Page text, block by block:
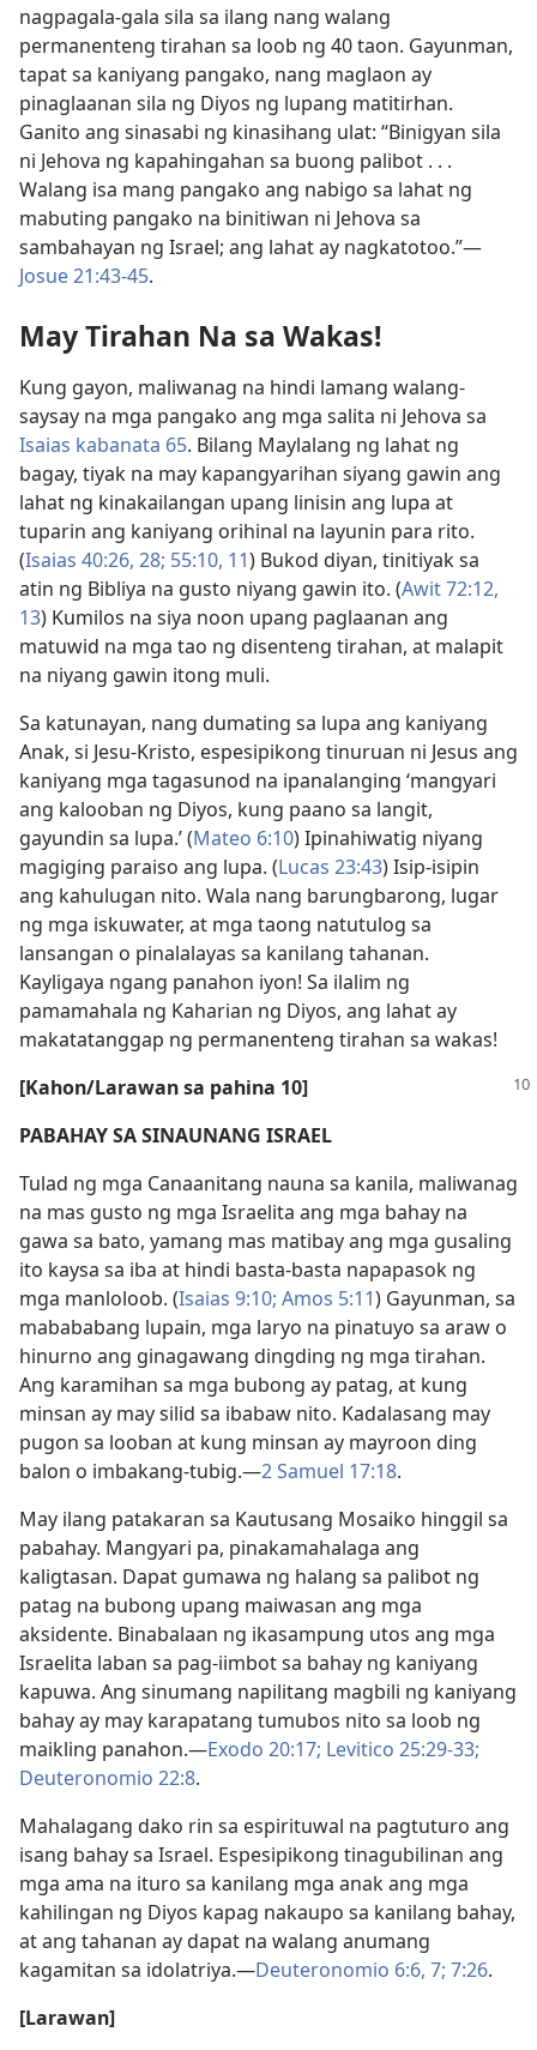
nagpagala-gala sila sa ilang nang walang
permanenteng tirahan sa loob ng 40 taon. Gayunman,
tapat sa kaniyang pangako, nang maglaon ay
pinaglaanan sila ng Diyos ng lupang matitirhan.
Ganito ang sinasabi ng kinasihang ulat: “Binigyan sila
ni Jehova ng kapahingahan sa buong palibot . . .
Walang isa mang pangako ang nabigo sa lahat ng
mabuting pangako na binitiwan ni Jehova sa
sambahayan ng Israel; ang lahat ay nagkatotoo.”​—
Josue 21:43-45.
May Tirahan Na sa Wakas!
Kung gayon, maliwanag na hindi lamang walang-
saysay na mga pangako ang mga salita ni Jehova sa
Isaias kabanata 65. Bilang Maylalang ng lahat ng
bagay, tiyak na may kapangyarihan siyang gawin ang
lahat ng kinakailangan upang linisin ang lupa at
tuparin ang kaniyang orihinal na layunin para rito.
(Isaias 40:26, 28; 55:10, 11) Bukod diyan, tinitiyak sa
atin ng Bibliya na gusto niyang gawin ito. (Awit 72:12,
13) Kumilos na siya noon upang paglaanan ang
matuwid na mga tao ng disenteng tirahan, at malapit
na niyang gawin itong muli.
Sa katunayan, nang dumating sa lupa ang kaniyang
Anak, si Jesu-Kristo, espesipikong tinuruan ni Jesus ang
kaniyang mga tagasunod na ipanalanging ‘mangyari
ang kalooban ng Diyos, kung paano sa langit,
gayundin sa lupa.’ (Mateo 6:10) Ipinahiwatig niyang
magiging paraiso ang lupa. (Lucas 23:43) Isip-isipin
ang kahulugan nito. Wala nang barungbarong, lugar
ng mga iskuwater, at mga taong natutulog sa
lansangan o pinalalayas sa kanilang tahanan.
Kayligaya ngang panahon iyon! Sa ilalim ng
pamamahala ng Kaharian ng Diyos, ang lahat ay
makatatanggap ng permanenteng tirahan sa wakas!
[Kahon/Larawan sa pahina 10]
PABAHAY SA SINAUNANG ISRAEL
Tulad ng mga Canaanitang nauna sa kanila, maliwanag
na mas gusto ng mga Israelita ang mga bahay na
gawa sa bato, yamang mas matibay ang mga gusaling
ito kaysa sa iba at hindi basta-basta napapasok ng
mga manloloob. (Isaias 9:10; Amos 5:11) Gayunman, sa
mabababang lupain, mga laryo na pinatuyo sa araw o
hinurno ang ginagawang dingding ng mga tirahan.
Ang karamihan sa mga bubong ay patag, at kung
minsan ay may silid sa ibabaw nito. Kadalasang may
pugon sa looban at kung minsan ay mayroon ding
balon o imbakang-tubig.​—2 Samuel 17:18.
May ilang patakaran sa Kautusang Mosaiko hinggil sa
pabahay. Mangyari pa, pinakamahalaga ang
kaligtasan. Dapat gumawa ng halang sa palibot ng
patag na bubong upang maiwasan ang mga
aksidente. Binabalaan ng ikasampung utos ang mga
Israelita laban sa pag-iimbot sa bahay ng kaniyang
kapuwa. Ang sinumang napilitang magbili ng kaniyang
bahay ay may karapatang tumubos nito sa loob ng
maikling panahon.​—Exodo 20:17; Levitico 25:29-​33;
Deuteronomio 22:8.
Mahalagang dako rin sa espirituwal na pagtuturo ang
isang bahay sa Israel. Espesipikong tinagubilinan ang
mga ama na ituro sa kanilang mga anak ang mga
kahilingan ng Diyos kapag nakaupo sa kanilang bahay,
at ang tahanan ay dapat na walang anumang
kagamitan sa idolatriya.​—Deuteronomio 6:6, 7; 7:26.
[Larawan]